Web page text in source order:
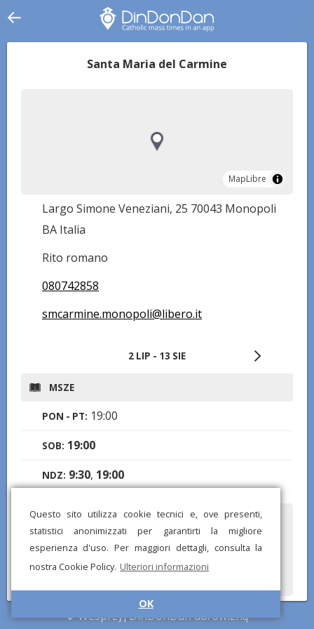
Questo sito utilizza cookie tecnici e, ove presenti,
statistici anonimizzati per garantirti la migliore
esperienza d'uso. Per maggiori dettagli, consulta la
nostra Cookie Policy. Ulteriori informazioni
OK
Santa Maria del Carmine
MapLibre
MapLibre
Largo Simone Veneziani, 25 70043 Monopoli
BA Italia
Rito romano
080742858
smcarmine.monopoli@libero.it
2 LIP - 13 SIE
MSZE
PON - PT: 19:00
SOB: 19:00
NDZ: 9:30, 19:00
Czy zauważyłeś jakieś błędne lub brakujące informacje? Wyślij
nam raport, a postaramy się je jak najszybciej poprawić!
© DinDonDan App 2026 –Polityka prywatności–Dodaj do swojej
Wesprzyj DinDonDan darowizną